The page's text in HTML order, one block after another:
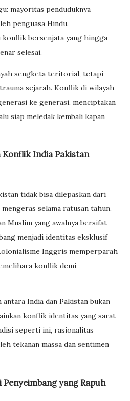
mayoritas penduduknya
penguasa Hindu.
konflik bersenjata yang hingga
selesai.
sengketa teritorial, tetapi
sejarah. Konflik di wilayah
ke generasi, menciptakan
siap meledak kembali kapan
Konflik India Pakistan
tidak bisa dilepaskan dari
selama ratusan tahun.
Muslim yang awalnya bersifat
menjadi identitas eksklusif
Inggris memperparah
konflik demi
India dan Pakistan bukan
konflik identitas yang sarat
seperti ini, rasionalitas
tekanan massa dan sentimen
yang Rapuh